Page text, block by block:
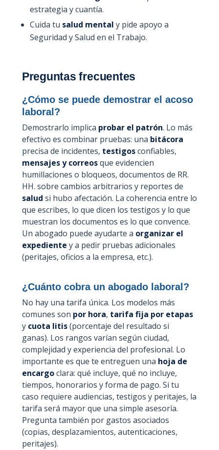
estrategia y cuantía.
Cuida tu salud mental y pide apoyo a
Seguridad y Salud en el Trabajo.
Preguntas frecuentes
¿Cómo se puede demostrar el acoso
laboral?
Demostrarlo implica probar el patrón. Lo más
efectivo es combinar pruebas: una bitácora
precisa de incidentes, testigosconfiables,
mensajes y correosque evidencien
humillaciones o bloqueos, documentos de RR.
HH. sobre cambios arbitrarios y reportes de
salud si hubo afectación. La coherencia entre lo
que escribes, lo que dicen los testigos y lo que
muestran los documentos es lo que convence.
Un abogado puede ayudarte a organizar el
expediente y a pedir pruebas adicionales
(peritajes, oficios a la empresa, etc.).
¿Cuánto cobra un abogado laboral?
No hay una tarifa única. Los modelos más
comunes son por hora, tarifa fija por etapas
y cuota litis(porcentaje del resultado si
ganas). Los rangos varían según ciudad,
complejidad y experiencia del profesional. Lo
importante es que te entreguen una hoja de
encargoclara: qué incluye, qué no incluye,
tiempos, honorarios y forma de pago. Si tu
caso requiere audiencias, testigos y peritajes, la
tarifa será mayor que una simple asesoría.
Pregunta también por gastos asociados
(copias, desplazamientos, autenticaciones,
peritajes).